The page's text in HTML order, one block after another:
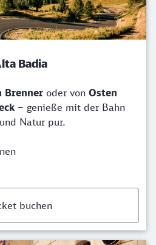
Badia
Brenner oder von Osten
– genieße mit der Bahn
Natur pur.
buchen